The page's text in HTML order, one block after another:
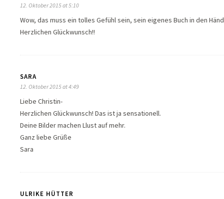
12. Oktober 2015 at 5:10
Wow, das muss ein tolles Gefühl sein, sein eigenes Buch in den
Herzlichen Glückwunsch!!
SARA
12. Oktober 2015 at 4:49
Liebe Christin-
Herzlichen Glückwunsch! Das ist ja sensationell.
Deine Bilder machen Llust auf mehr.
Ganz liebe Grüße
Sara
ULRIKE HÜTTER